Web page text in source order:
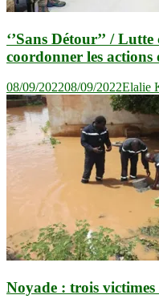
‘’Sans Détour’’ /
coordonner les actions
08/09/202208/09/2022Elalie
Noyade : trois